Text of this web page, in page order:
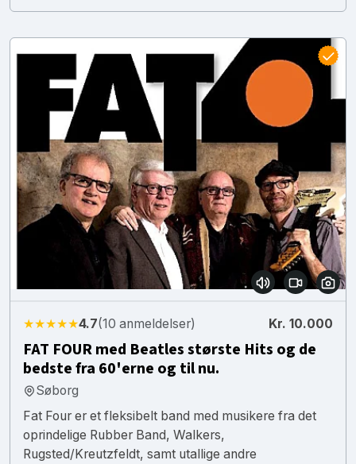
★★★★★4.7(10 anmeldelser) Kr. 10.000
FAT FOUR med Beatles største Hits og de
bedste fra 60'erne og til nu.
Søborg
Fat Four er et fleksibelt band med musikere fra det
oprindelige Rubber Band, Walkers,
Rugsted/Kreutzfeldt, samt utallige andre